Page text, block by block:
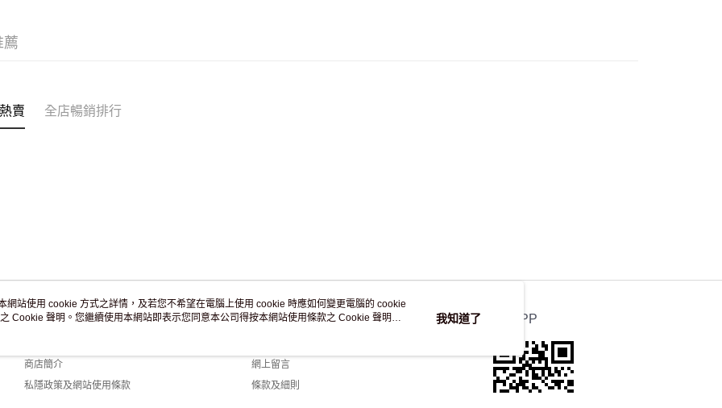
薦
賣 全店暢銷排行
關於我們
商店簡介
私隱政策及網站使用條款
客戶服務
網上留言
條款及細則
官方APP
網站使用 cookie 方式之詳情，及若您不希望在電腦上使用 cookie 時應如何變更電腦的 cookie
Cookie 聲明。您繼續使用本網站即表示您同意本公司得按本網站使用條款之 Cookie 聲明使
我知道了